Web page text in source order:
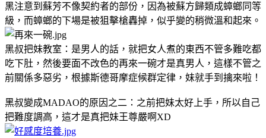
黑注意到蘇芳不像契約者的部份，因為被蘇方歸類成蟑螂同等
級，而蟑螂的下場是被狙擊槍轟掉，似乎變的稍微溫和起來。
黑叔把妹教室：是男人的話，就把女人煮的東西不管多難吃都
吃下肚，然後要面不改色的再來一碗才是真男人，這樣不管之
前關係多惡劣，根據斯德哥摩症候群定律，妹就手到擒來啦！
黑叔變成MADAO的原因之二：之前把妹太好上手，所以自己
把難度調高，這才是真把妹王尊嚴啊XD